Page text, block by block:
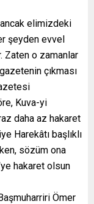
elimizdeki
şeyden evvel
Zaten o zamanlar
çıkması
Kuva-yi
daha az hakaret
Harekâtı başlıklı
sözüm ona
hakaret olsun
Ömer